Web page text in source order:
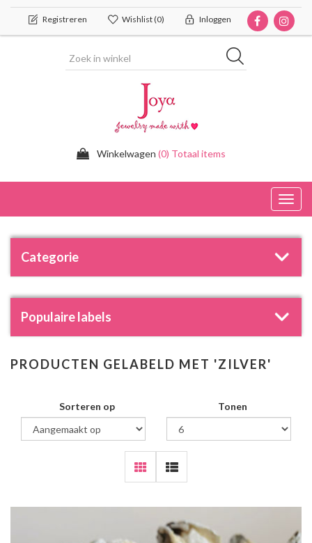
Registreren Wishlist(0) Inloggen
Winkelwagen (0) Totaal items
Categorie
Populaire labels
PRODUCTEN GELABELD MET 'ZILVER'
Sorteren op Tonen